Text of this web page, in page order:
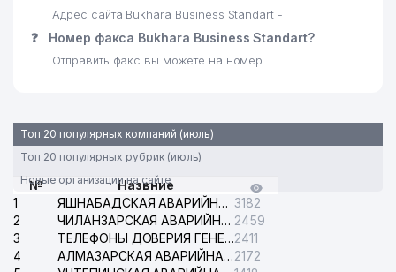
Адрес сайта Bukhara Business Standart -
❓ Номер факса Bukhara Business Standart?
Отправить факс вы можете на номер .
Топ 20 популярных компаний (июль)
Топ 20 популярных рубрик (июль)
Новые организации на сайте
№
Назвние
1
ЯШНАБАДСКАЯ АВАРИЙНАЯ СЛУЖБА ЭЛЕКТРОСЕТИ 3182
2
ЧИЛАНЗАРСКАЯ АВАРИЙНАЯ СЛУЖБА ЭЛЕКТРОСЕТИ 2459
3
ТЕЛЕФОНЫ ДОВЕРИЯ ГЕНЕРАЛЬНОЙ ПРОКУРАТУРЫ РЕСПУБЛИКИ УЗБЕКИСТАН2411
4
АЛМАЗАРСКАЯ АВАРИЙНАЯ СЛУЖБА ЭЛЕКТРОСЕТИ2172